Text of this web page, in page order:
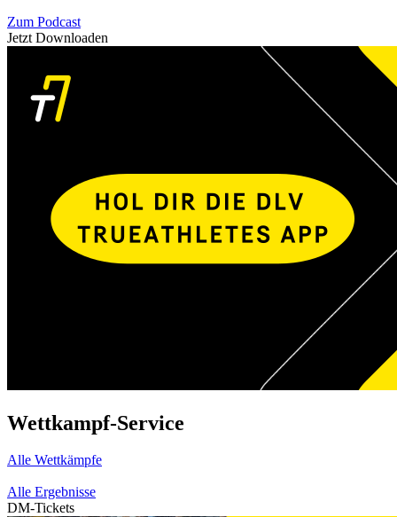
Zum Podcast
Jetzt Downloaden
Wettkampf-Service
Alle Wettkämpfe
Alle Ergebnisse
DM-Tickets